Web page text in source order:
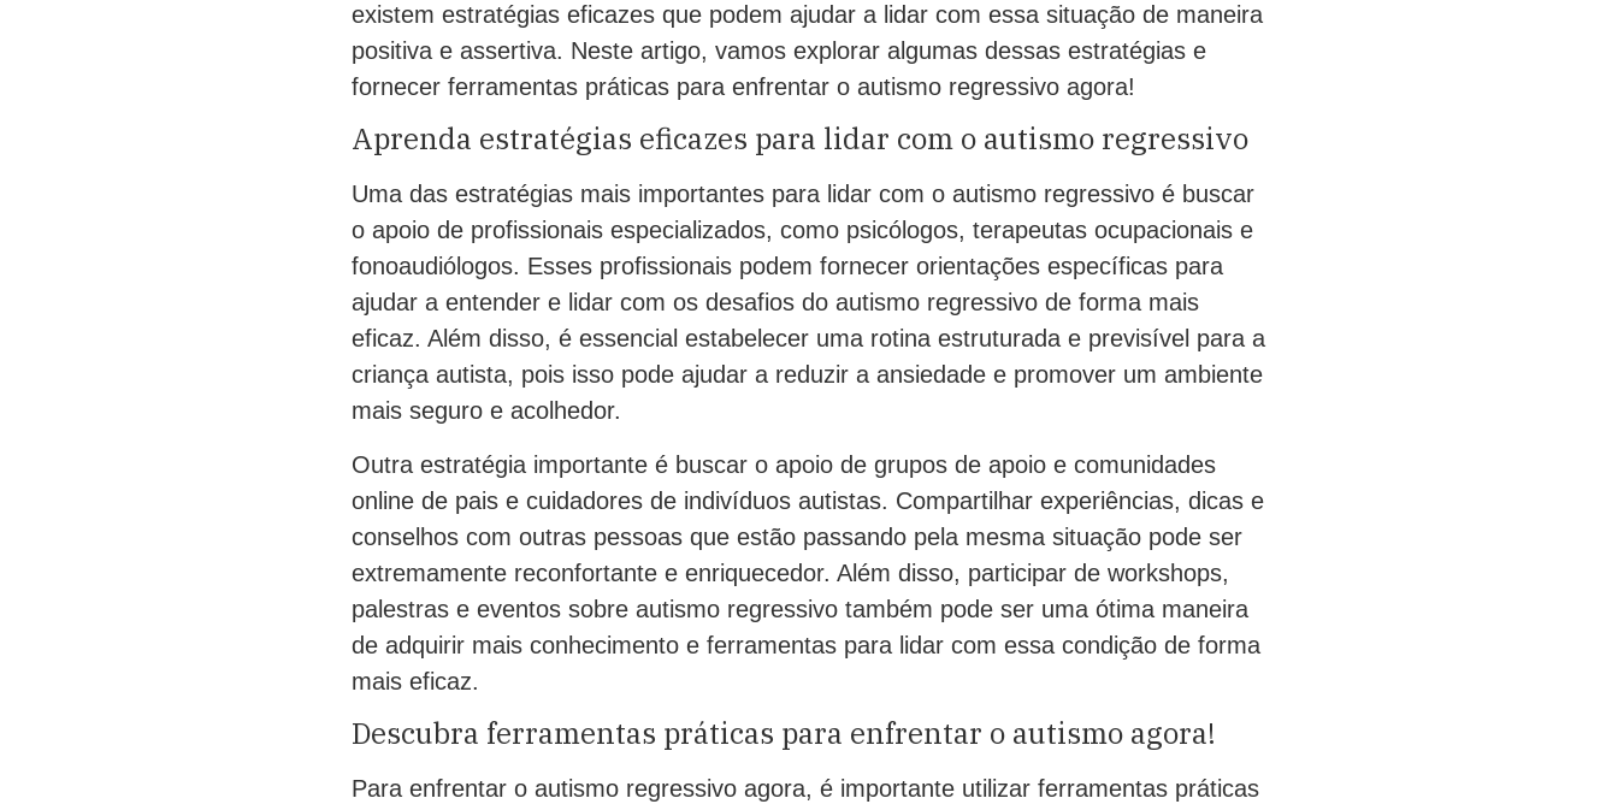
existem estratégias eficazes que podem ajudar a lidar com essa situação de maneira
positiva e assertiva. Neste artigo, vamos explorar algumas dessas estratégias e
fornecer ferramentas práticas para enfrentar o autismo regressivo agora!
Aprenda estratégias eficazes para lidar com o autismo regressivo
Uma das estratégias mais importantes para lidar com o autismo regressivo é buscar
o apoio de profissionais especializados, como psicólogos, terapeutas ocupacionais e
fonoaudiólogos. Esses profissionais podem fornecer orientações específicas para
ajudar a entender e lidar com os desafios do autismo regressivo de forma mais
eficaz. Além disso, é essencial estabelecer uma rotina estruturada e previsível para a
criança autista, pois isso pode ajudar a reduzir a ansiedade e promover um ambiente
mais seguro e acolhedor.
Outra estratégia importante é buscar o apoio de grupos de apoio e comunidades
online de pais e cuidadores de indivíduos autistas. Compartilhar experiências, dicas e
conselhos com outras pessoas que estão passando pela mesma situação pode ser
extremamente reconfortante e enriquecedor. Além disso, participar de workshops,
palestras e eventos sobre autismo regressivo também pode ser uma ótima maneira
de adquirir mais conhecimento e ferramentas para lidar com essa condição de forma
mais eficaz.
Descubra ferramentas práticas para enfrentar o autismo agora!
Para enfrentar o autismo regressivo agora, é importante utilizar ferramentas práticas